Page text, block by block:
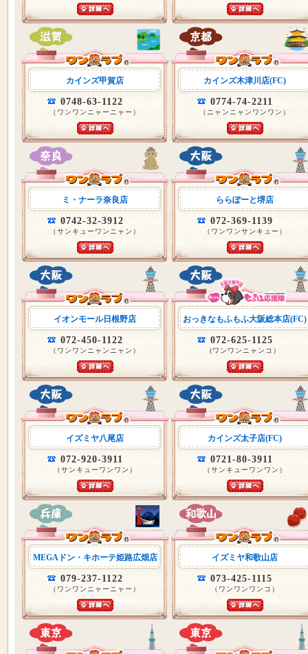
カインズ甲賀店
0748-63-1122
（ワンワンニャーニャー）
カインズ木津川店(FC)
0774-74-2211
（ニャンニャンワンワン）
ミ・ナーラ奈良店
0742-32-3912
（サンキューワンニャン）
ららぽーと堺店
072-369-1139
（ワンワンサンキュー）
イオンモール日根野店
072-450-1122
（ワンワンニャンニャン）
おっきなもふもふ大阪総本店(FC)
072-625-1125
(ワンワンニャンコ）
イズミヤ八尾店
072-920-3911
（サンキューワンワン）
カインズ太子店(FC)
0721-80-3911
（サンキューワンワン）
MEGAドン・キホーテ姫路広畑店
079-237-1122
（ワンワンニャーニャー）
イズミヤ和歌山店
073-425-1115
（ワンワンワンコ）